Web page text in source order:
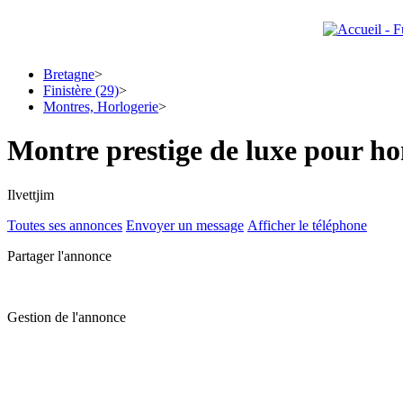
Bretagne>
Finistère (29)>
Montres, Horlogerie>
Montre prestige de luxe pour
Ilvettjim
Toutes ses annonces Envoyer un message Afficher le téléphone
Partager l'annonce
Gestion de l'annonce